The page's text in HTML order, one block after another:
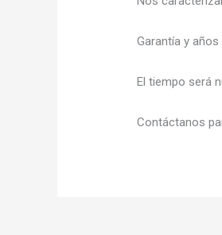
Garantía y
El tiempo será
Contáctanos